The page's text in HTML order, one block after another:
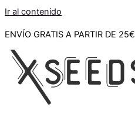
Ir al contenido
ENVÍO GRATIS A PARTIR DE 25€